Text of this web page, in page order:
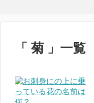
「 菊 」一覧